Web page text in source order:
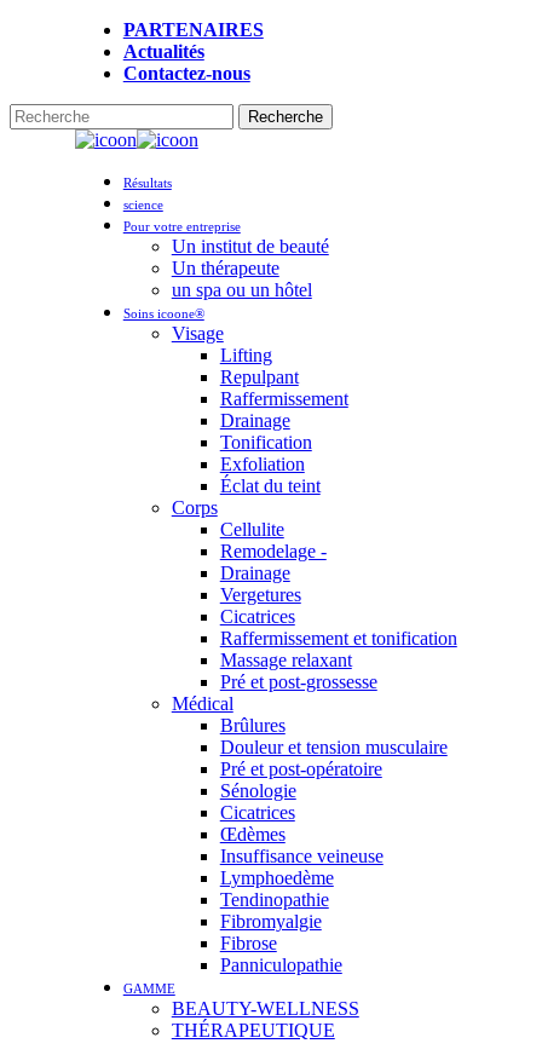
PARTENAIRES
Actualités
Contactez-nous
Recherche
Menu
Résultats
science
Pour votre entreprise
Un institut de beauté
Un thérapeute
un spa ou un hôtel
Soins icoone®
Visage
Lifting
Repulpant
Raffermissement
Drainage
Tonification
Exfoliation
Éclat du teint
Corps
Cellulite
Remodelage -
Drainage
Vergetures
Cicatrices
Raffermissement et tonification
Massage relaxant
Pré et post-grossesse
Médical
Brûlures
Douleur et tension musculaire
Pré et post-opératoire
Sénologie
Cicatrices
Œdèmes
Insuffisance veineuse
Lymphoedème
Tendinopathie
Fibromyalgie
Fibrose
Panniculopathie
GAMME
BEAUTY-WELLNESS
THÉRAPEUTIQUE